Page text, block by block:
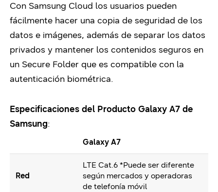
Con Samsung Cloud los usuarios pueden
fácilmente hacer una copia de seguridad de los
datos e imágenes, además de separar los datos
privados y mantener los contenidos seguros en
un Secure Folder que es compatible con la
autenticación biométrica.
Especificaciones del Producto Galaxy A7 de
Samsung:
Galaxy A7
Red
LTE Cat.6 *Puede ser diferente
según mercados y operadoras
de telefonía móvil